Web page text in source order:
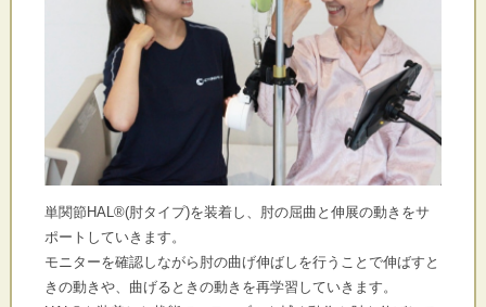
単関節HAL®(肘タイプ)を装着し、肘の屈曲と伸展の動きをサ
ポートしていきます。
モニターを確認しながら肘の曲げ伸ばしを行うことで伸ばすと
きの動きや、曲げるときの動きを再学習していきます。